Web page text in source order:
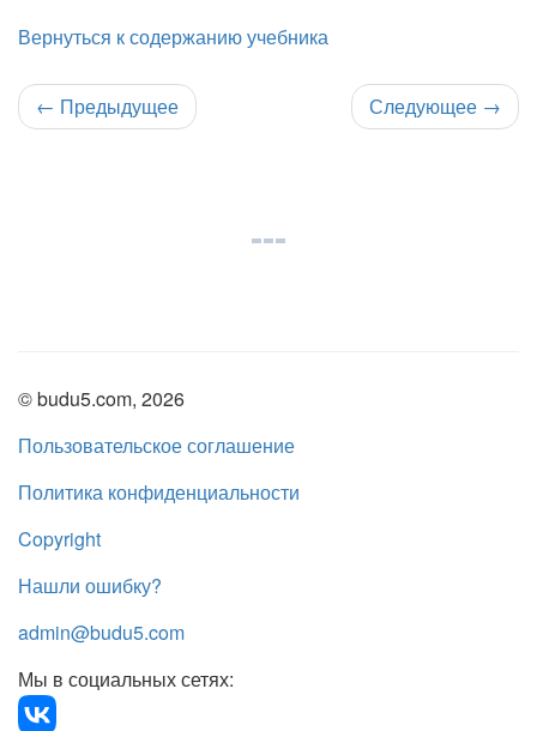
Вернуться к содержанию учебника
← Предыдущее Следующее →
© budu5.com, 2026
Пользовательское соглашение
Политика конфиденциальности
Copyright
Нашли ошибку?
admin@budu5.com
Мы в социальных сетях: